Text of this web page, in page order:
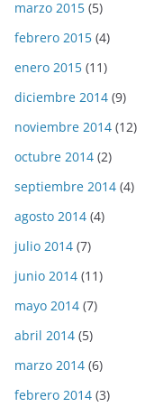
marzo 2015 (5)
febrero 2015 (4)
enero 2015 (11)
diciembre 2014 (9)
noviembre 2014 (12)
octubre 2014 (2)
septiembre 2014 (4)
agosto 2014 (4)
julio 2014 (7)
junio 2014 (11)
mayo 2014 (7)
abril 2014 (5)
marzo 2014 (6)
febrero 2014 (3)